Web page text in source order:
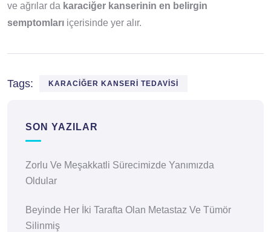
ve ağrılar da karaciğer kanserinin en belirgin
semptomları içerisinde yer alır.
Tags: KARACIĞER KANSERI TEDAVISI
SON YAZILAR
Zorlu Ve Meşakkatli Sürecimizde Yanımızda
Oldular
Beyinde Her İki Tarafta Olan Metastaz Ve Tümör
Silinmiş